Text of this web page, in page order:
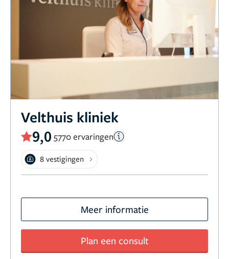
Velthuis kliniek
9,0 5770 ervaringen
8 vestigingen
Meer informatie
Plan een consult